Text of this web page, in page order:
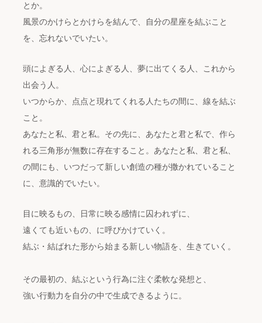
とか。
風景のかけらとかけらを結んで、自分の星座を結ぶこと
を、忘れないでいたい。
頭によぎる人、心によぎる人、夢に出てくる人、これから
出会う人。
いつからか、点点と現れてくれる人たちの間に、線を結ぶ
こと。
あなたと私、君と私。その先に、あなたと君と私で、作ら
れる三角形が無数に存在すること。あなたと私、君と私、
の間にも、いつだって新しい創造の種が撒かれていること
に、意識的でいたい。
目に映るもの、日常に映る感情に囚われずに、
遠くても近いもの、に呼びかけていく。
結ぶ・結ばれた形から始まる新しい物語を、生きていく。
その最初の、結ぶという行為に注ぐ柔軟な発想と、
強い行動力を自分の中で生成できるように。